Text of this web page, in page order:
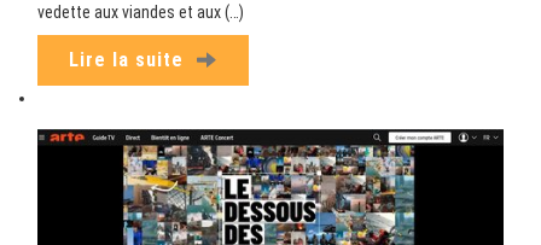
vedette aux viandes et aux (…)
Lire la suite